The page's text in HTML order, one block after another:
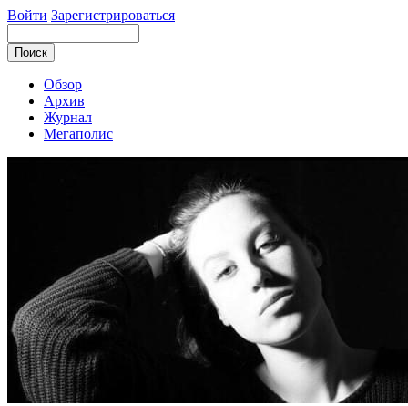
Войти Зарегистрироваться
Обзор
Архив
Журнал
Мегаполис